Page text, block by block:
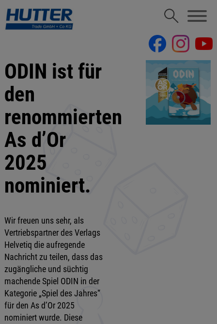
ODIN ist für
den
renommierten
As d’Or
2025
nominiert.
Wir freuen uns sehr, als
Vertriebspartner des Verlags
Helvetiq die aufregende
Nachricht zu teilen, dass das
zugängliche und süchtig
machende Spiel ODIN in der
Kategorie „Spiel des Jahres“
für den As d’Or 2025
nominiert wurde. Diese